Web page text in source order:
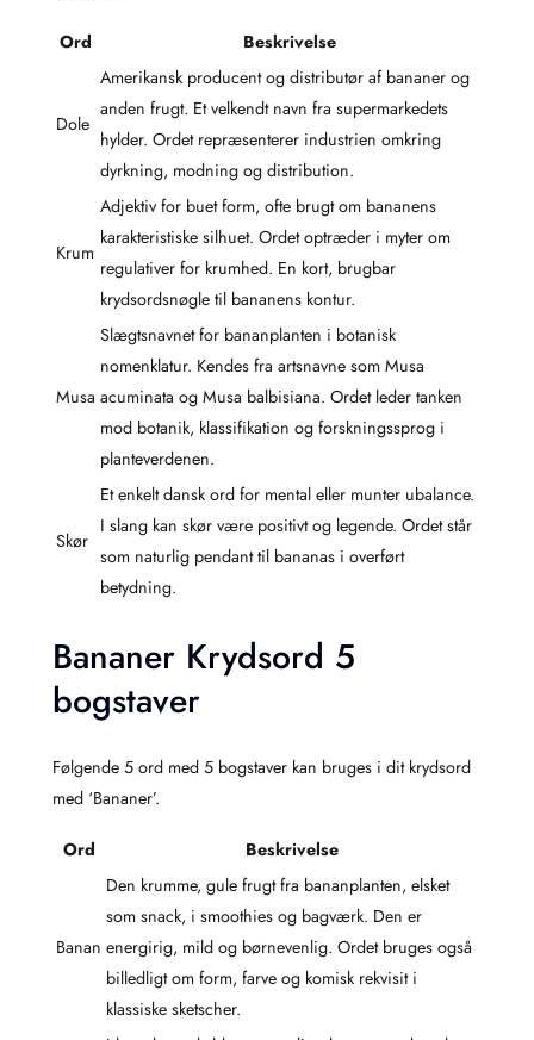
Ord Beskrivelse
Dole
Amerikansk producent og distributør af bananer og
anden frugt. Et velkendt navn fra supermarkedets
hylder. Ordet repræsenterer industrien omkring
dyrkning, modning og distribution.
Krum
Adjektiv for buet form, ofte brugt om bananens
karakteristiske silhuet. Ordet optræder i myter om
regulativer for krumhed. En kort, brugbar
krydsordsnøgle til bananens kontur.
Musa
Slægtsnavnet for bananplanten i botanisk
nomenklatur. Kendes fra artsnavne som Musa
acuminata og Musa balbisiana. Ordet leder tanken
mod botanik, klassifikation og forskningssprog i
planteverdenen.
Skør
Et enkelt dansk ord for mental eller munter ubalance.
I slang kan skør være positivt og legende. Ordet står
som naturlig pendant til bananas i overført
betydning.
Bananer Krydsord 5
bogstaver
Følgende 5 ord med 5 bogstaver kan bruges i dit krydsord
med ‘Bananer’.
Ord Beskrivelse
Banan
Den krumme, gule frugt fra bananplanten, elsket
som snack, i smoothies og bagværk. Den er
energirig, mild og børnevenlig. Ordet bruges også
billedligt om form, farve og komisk rekvisit i
klassiske sketscher.